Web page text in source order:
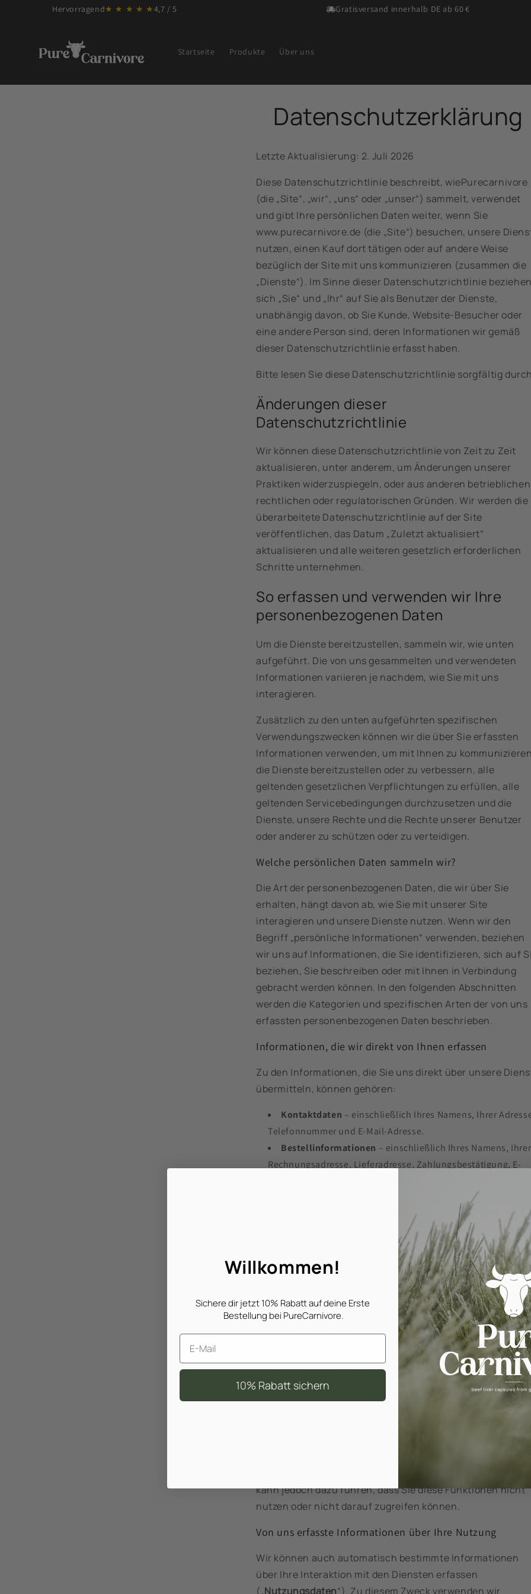
Hervorragend★ ★ ★ ★ ★4,7 / 5 Gratisversand innerhalb DE ab 60 €
Startseite Produkte Über uns
Datenschutzerklärung
Letzte Aktualisierung: 2. Juli 2026
Diese Datenschutzrichtlinie beschreibt, wiePurecarnivore
(die „Site“, „wir“, „uns“ oder „unser“) sammelt, verwendet
und gibt Ihre persönlichen Daten weiter, wenn Sie
www.purecarnivore.de (die „Site“) besuchen, unsere
nutzen, einen Kauf dort tätigen oder auf andere Weise
bezüglich der Site mit uns kommunizieren (zusammen die
„Dienste“). Im Sinne dieser Datenschutzrichtlinie
sich „Sie“ und „Ihr“ auf Sie als Benutzer der Dienste,
unabhängig davon, ob Sie Kunde, Website-Besucher oder
eine andere Person sind, deren Informationen wir gemäß
dieser Datenschutzrichtlinie erfasst haben.
Bitte lesen Sie diese Datenschutzrichtlinie sorgfältig
Änderungen dieser
Datenschutzrichtlinie
Wir können diese Datenschutzrichtlinie von Zeit zu Zeit
aktualisieren, unter anderem, um Änderungen unserer
Praktiken widerzuspiegeln, oder aus anderen
rechtlichen oder regulatorischen Gründen. Wir werden die
überarbeitete Datenschutzrichtlinie auf der Site
veröffentlichen, das Datum „Zuletzt aktualisiert“
aktualisieren und alle weiteren gesetzlich erforderlichen
Schritte unternehmen.
So erfassen und verwenden wir Ihre
personenbezogenen Daten
Um die Dienste bereitzustellen, sammeln wir, wie unten
aufgeführt. Die von uns gesammelten und verwendeten
Informationen variieren je nachdem, wie Sie mit uns
interagieren.
Zusätzlich zu den unten aufgeführten spezifischen
Verwendungszwecken können wir die über Sie erfassten
Informationen verwenden, um mit Ihnen zu
die Dienste bereitzustellen oder zu verbessern, alle
geltenden gesetzlichen Verpflichtungen zu erfüllen, alle
geltenden Servicebedingungen durchzusetzen und die
Dienste, unsere Rechte und die Rechte unserer Benutzer
oder anderer zu schützen oder zu verteidigen.
Welche persönlichen Daten sammeln wir?
Die Art der personenbezogenen Daten, die wir über Sie
erhalten, hängt davon ab, wie Sie mit unserer Site
interagieren und unsere Dienste nutzen. Wenn wir den
Begriff „persönliche Informationen“ verwenden, beziehen
wir uns auf Informationen, die Sie identifizieren, sich auf
beziehen, Sie beschreiben oder mit Ihnen in Verbindung
gebracht werden können. In den folgenden Abschnitten
werden die Kategorien und spezifischen Arten der von uns
erfassten personenbezogenen Daten beschrieben.
Informationen, die wir direkt von Ihnen erfassen
Zu den Informationen, die Sie uns direkt über unsere
übermitteln, können gehören:
Kontaktdaten – einschließlich Ihres Namens, Ihrer
Telefonnummer und E-Mail-Adresse.
Bestellinformationen – einschließlich Ihres Namens, Ihrer
Rechnungsadresse, Lieferadresse, Zahlungsbestätigung, E-
Benutzernamens, Passworts, Sicherheitsfragen und anderer
Informationen, die für die Kontosicherheit verwendet
– einschließlich Artikel, die Sie
in Ihren Einkaufswagen legen, in Ihrem Konto speichern (z. B.
Treuepunkte, Bewertungen, Empfehlungen oder
Geschenkkarten) oder Einkäufe.
Gespeicherte
Treuepunkte/Produktbewertungen/Empfehlungen/
Informationen zum Kundensupport
– einschließlich der
Informationen, die Sie in Ihre Kommunikation mit uns
aufnehmen, beispielsweise wenn Sie eine Nachricht über die
erforderlich, dass Sie uns bestimmte Informationen über
kann jedoch dazu führen, dass Sie diese Funktionen nicht
nutzen oder nicht darauf zugreifen können.
Von uns erfasste Informationen über Ihre Nutzung
Wir können auch automatisch bestimmte Informationen
über Ihre Interaktion mit den Diensten erfassen
(„Nutzungsdaten“). Zu diesem Zweck verwenden wir
Willkommen!
Sichere dir jetzt 10% Rabatt auf deine Erste
Bestellung bei PureCarnivore.
Email
10% Rabatt sichern